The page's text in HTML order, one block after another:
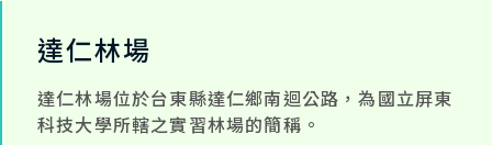
達仁林場
達仁林場位於台東縣達仁鄉南迴公路，為國立屏東
科技大學所轄之實習林場的簡稱。